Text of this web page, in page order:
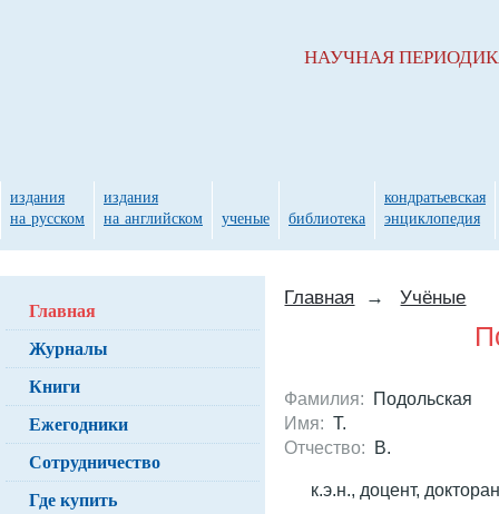
Главная → Учёные
Фамилия: Подольская
Имя: Т.
Отчество: В.
к.э.н., доцент,
Главная
Журналы
Книги
Ежегодники
Сотрудничество
Где купить
НАУЧНАЯ
издания
на русском
издания
на английском
ученые библиотека
кондратьевская
энциклопедия